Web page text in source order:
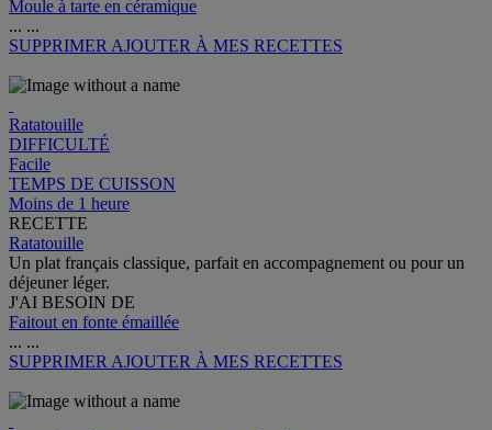
Moule à tarte en céramique
... ...
SUPPRIMER AJOUTER À MES RECETTES
Ratatouille
DIFFICULTÉ
Facile
TEMPS DE CUISSON
Moins de 1 heure
RECETTE
Ratatouille
Un plat français classique, parfait en accompagnement ou pour un
déjeuner léger.
J'AI BESOIN DE
Faitout en fonte émaillée
... ...
SUPPRIMER AJOUTER À MES RECETTES